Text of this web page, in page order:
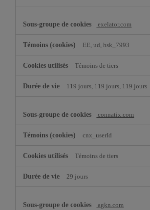
exelator.com
EE, ud, hsk_7993
Témoins de tiers
119 jours, 119 jours, 119 jours
connatix.com
cnx_userId
Témoins de tiers
29 jours
agkn.com